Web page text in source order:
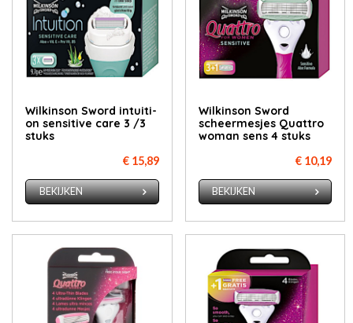
Wil­k­in­son Sword int­ui­ti­
on sen­si­ti­ve ca­re 3 /3
stuks
€ 15,89
BEKIJKEN
Wil­k­in­son Sword
scheer­mes­jes Quat­tro
wo­man sens 4 stuks
€ 10,19
BEKIJKEN